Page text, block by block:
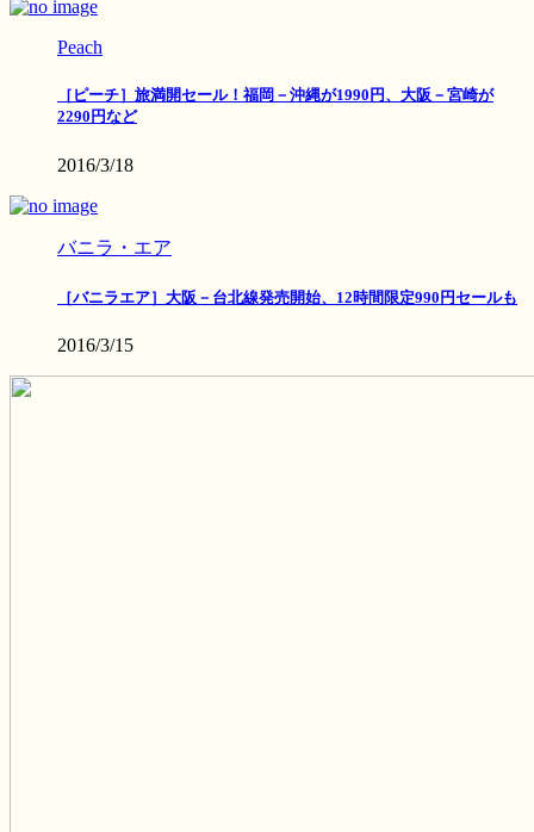
Peach
［ピーチ］旅満開セール！福岡－沖縄が1990円、大阪－宮崎が
2290円など
2016/3/18
バニラ・エア
［バニラエア］大阪－台北線発売開始、12時間限定990円セールも
2016/3/15